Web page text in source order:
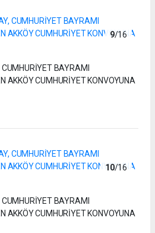
9/16
BAYRAMI
AKKÖY CUMHURİYET KONVOYUNA
10/16
BAYRAMI
AKKÖY CUMHURİYET KONVOYUNA